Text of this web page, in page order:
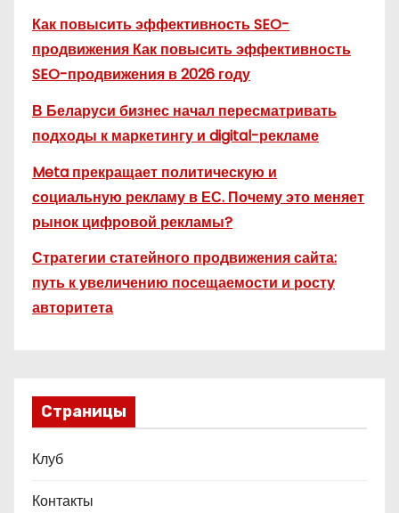
Как повысить эффективность SEO-
продвижения Как повысить эффективность
SEO-продвижения в 2026 году
В Беларуси бизнес начал пересматривать
подходы к маркетингу и digital-рекламе
Meta прекращает политическую и
социальную рекламу в ЕС. Почему это меняет
рынок цифровой рекламы?
Стратегии статейного продвижения сайта:
путь к увеличению посещаемости и росту
авторитета
Страницы
Клуб
Контакты